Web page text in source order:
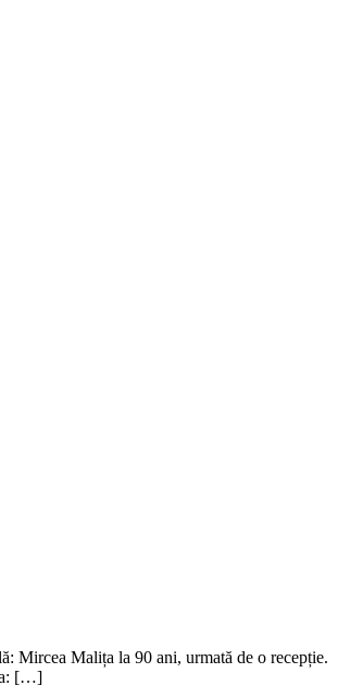
Mircea Malița la 90 ani, urmată de o recepție.
[…]